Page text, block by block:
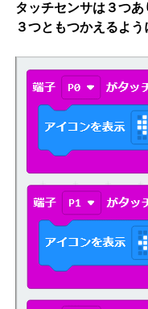
タッチセンサは３つあ
３つともつかえるよう